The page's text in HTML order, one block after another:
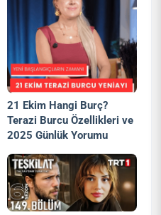
21 Ekim Hangi Burç?
Terazi Burcu Özellikleri ve
2025 Günlük Yorumu